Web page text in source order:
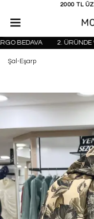
BEDAVA 2. ÜRÜNDE
Şal-Eşarp